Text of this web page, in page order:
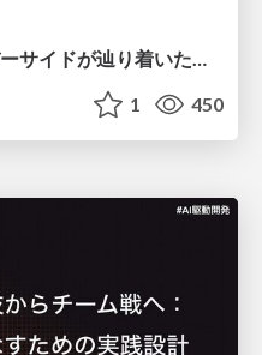
13年運用タイトルのサーバーサイドが辿り着いた現在地 ― モンスターストライクにおける技術・組織・AI活用から得た知見
1 450